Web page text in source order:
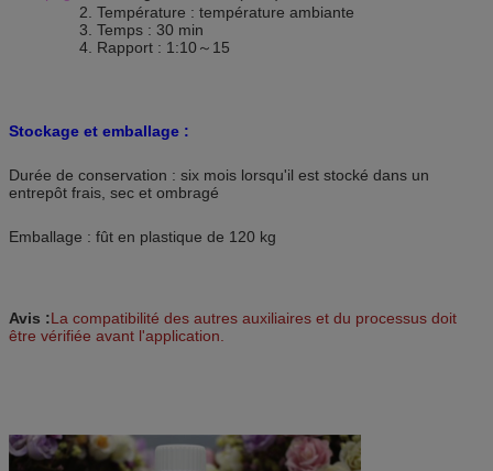
2. Température : température ambiante
3. Temps : 30 min
4. Rapport : 1:10～15
Stockage et emballage :
Durée de conservation : six mois lorsqu'il est stocké dans un
entrepôt frais, sec et ombragé
Emballage : fût en plastique de 120 kg
Avis :La compatibilité des autres auxiliaires et du processus doit
être vérifiée avant l'application.